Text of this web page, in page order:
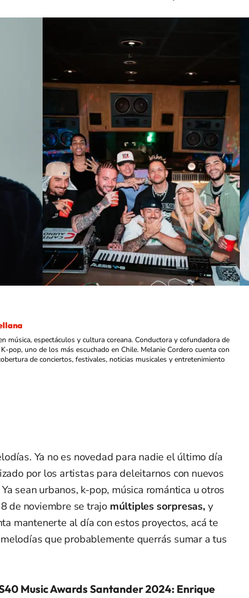
música, espectáculos y cultura coreana. Conductora y cofundadora de
pop, uno de los más escuchado en Chile. Melanie Cordero cuenta con
de conciertos, festivales, noticias musicales y entretenimiento
Ya no es novedad para nadie el último día
por los artistas para deleitarnos con nuevos
sean urbanos, k-pop, música romántica u otros
de noviembre se trajo múltiples sorpresas, y
mantenerte al día con estos proyectos, acá te
que probablemente querrás sumar a tus
Music Awards Santander 2024: Enrique